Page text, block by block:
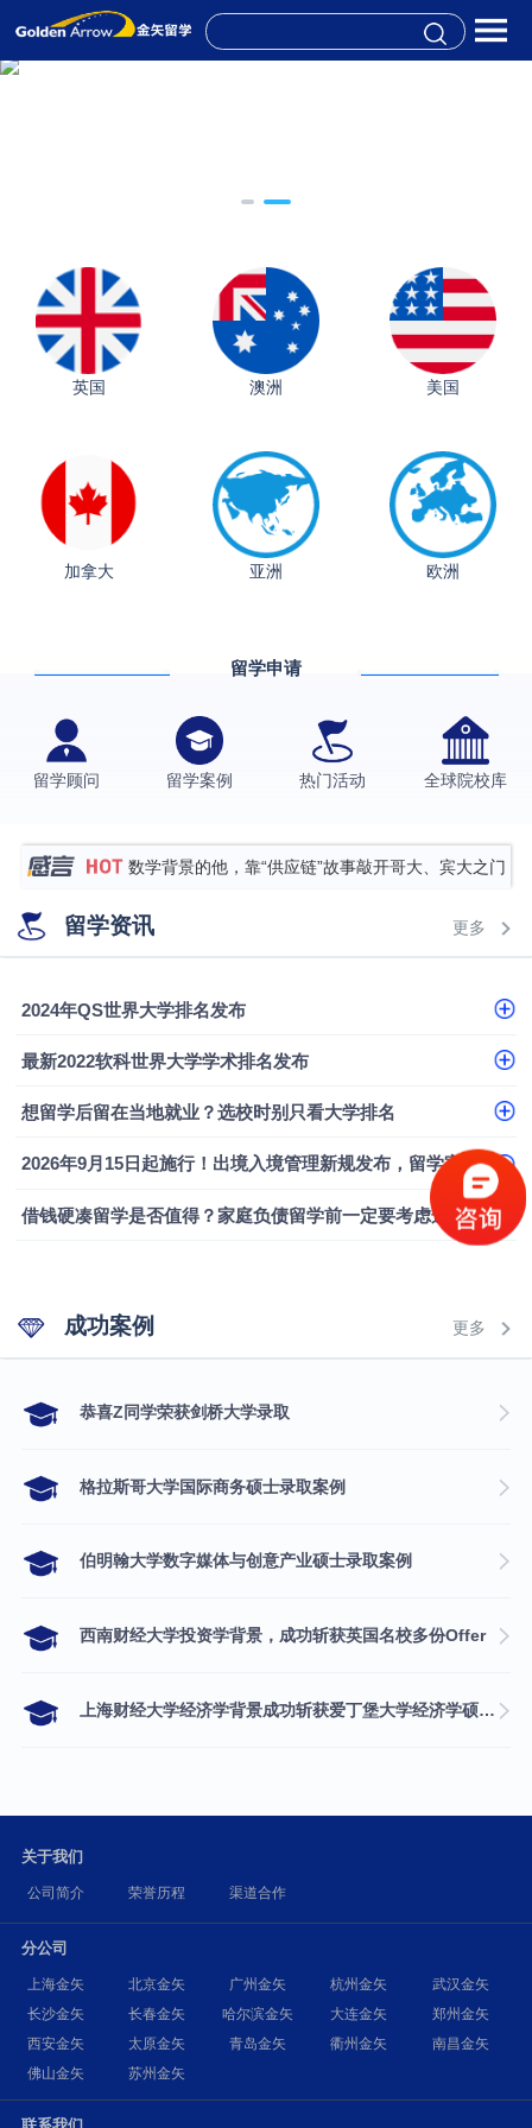
英国 澳洲 美国
加拿大 亚洲 欧洲
留学申请
留学顾问 留学案例 热门活动 全球院校库
伯明翰大学数字媒体与创意产业硕士录取案例
西南财经大学投资学背景，成功斩获英国名校多份
硕士录取
数学背景的他，靠“供应链”故事敲开哥大、宾大之门
专科逆袭伦敦大学学院UCL录取案例解析
香港浸会大学伦理与公共事务硕士录取
留学资讯 更多
2024年QS世界大学排名发布
最新2022软科世界大学学术排名发布
想留学后留在当地就业？选校时别只看大学排名
2026年9月15日起施行！出境入境管理新规发布，留学家庭需要关注什么？
借钱硬凑留学是否值得？家庭负债留学前一定要考虑这几个问题
成功案例 更多
​恭喜Z同学荣获剑桥大学录取
格拉斯哥大学国际商务硕士录取案例
伯明翰大学数字媒体与创意产业硕士录取案例
西南财经大学投资学背景，成功斩获英国名校多份Offer
上海财经大学经济学背景成功斩获爱丁堡大学经济学硕士录取
关于我们
公司简介 荣誉历程 渠道合作
分公司
上海金矢 北京金矢 广州金矢 杭州金矢
武汉金矢
长沙金矢
长春金矢 哈尔滨金矢 大连金矢
郑州金矢
西安金矢
太原金矢 青岛金矢 衢州金矢
南昌金矢
佛山金矢
苏州金矢